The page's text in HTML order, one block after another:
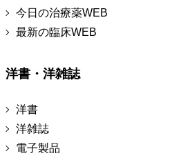
今日の治療薬WEB
最新の臨床WEB
洋書・洋雑誌
洋書
洋雑誌
電子製品